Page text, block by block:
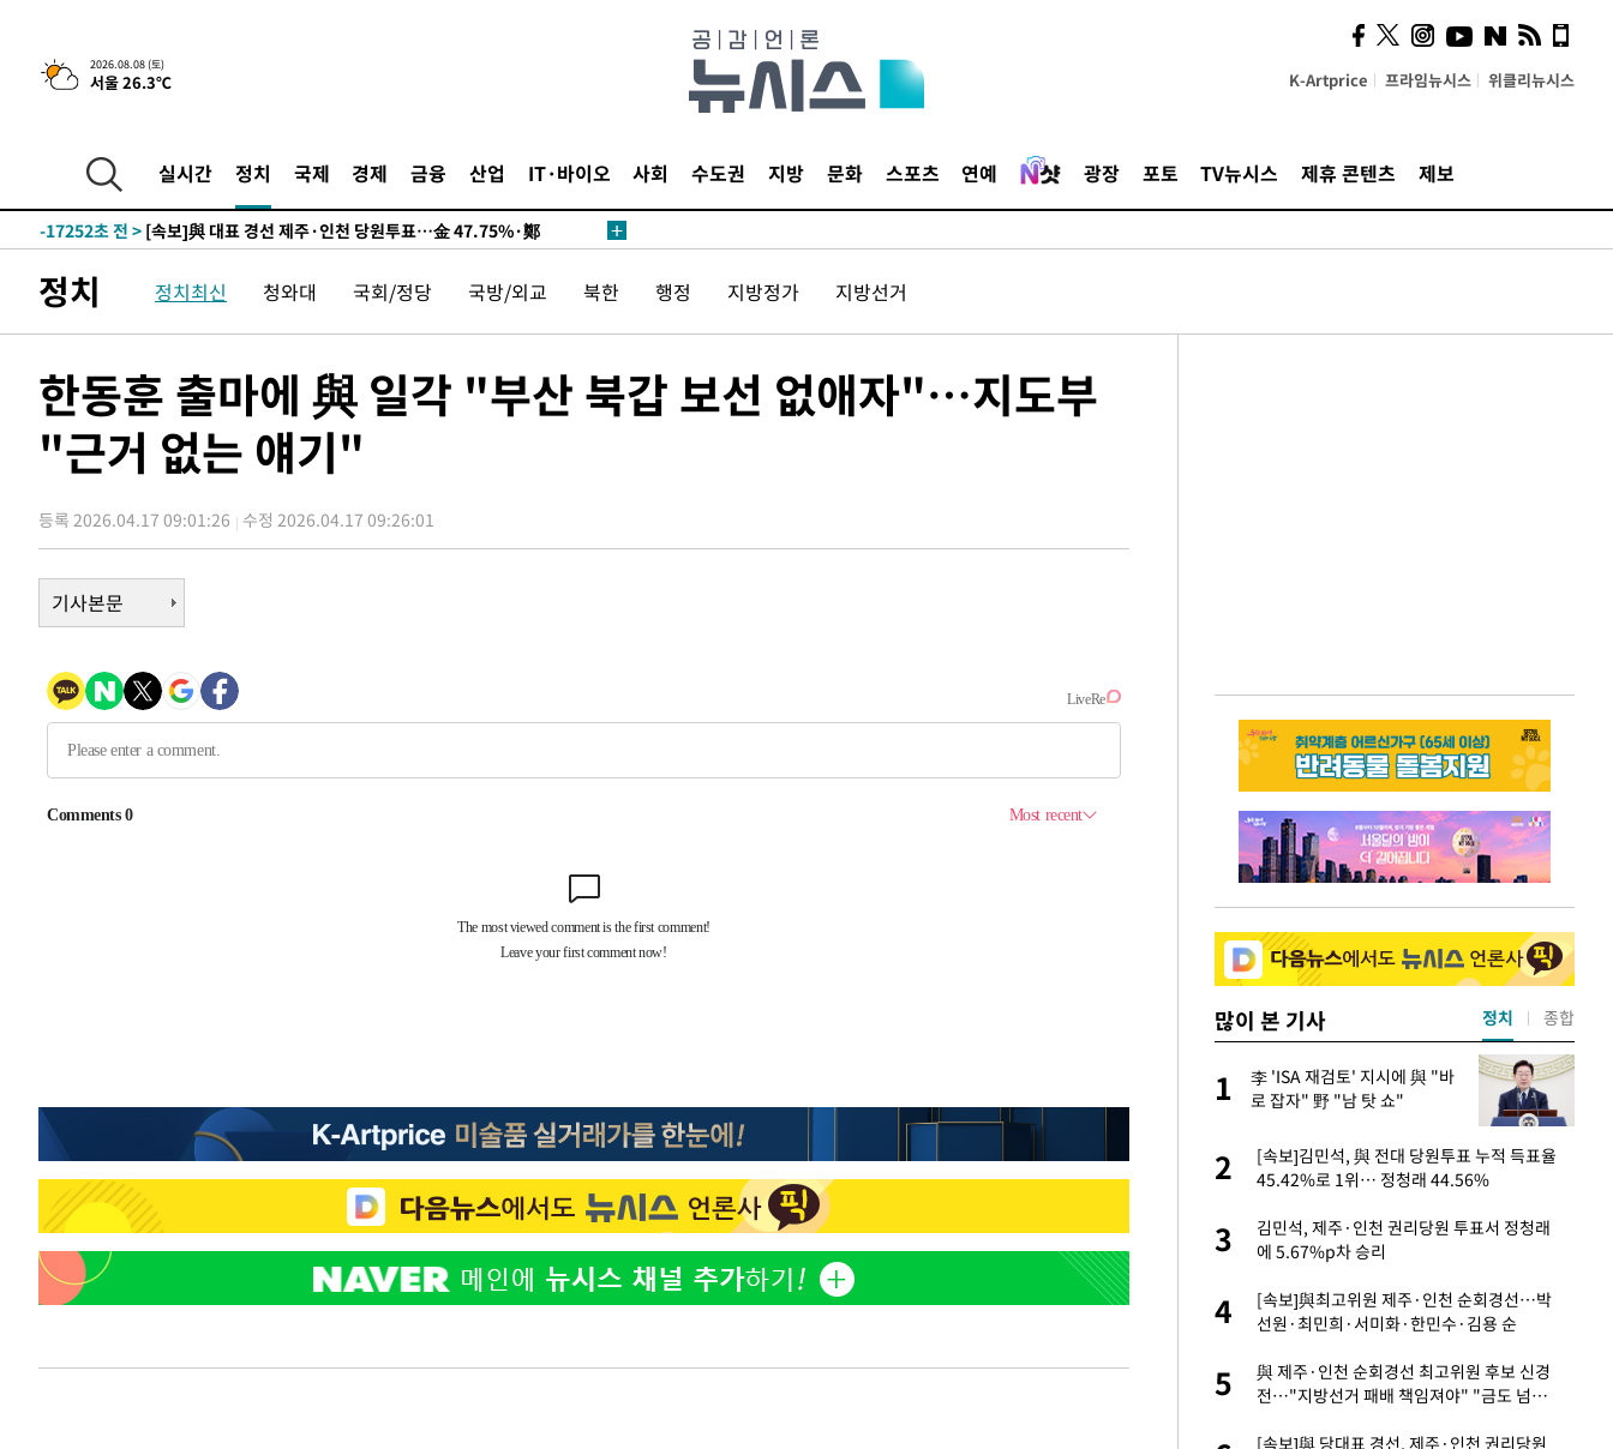
2026.08.08 (토)
서울 26.3℃ K-Artprice 프라임뉴시스 위클리뉴시스
실시간 정치 국제 경제 금융 산업 IT·바이오 사회 수도권 지방 문화 스포츠 연예 광장 포토 TV뉴시스 제휴 콘텐츠 제보
9시간 전 >[속보]뉴욕증시 상승 마감…S&P 0.6% 나스닥 1.3%↑
-26970초 전 >이란 "호르무즈 재개방 합의 근접…美 배상 선행돼야"
한민수·김용 순
-17970초 전 >
[속보]김민석, 與 전대 당원투표 누적 득표율 45.42%로 1위… 정
청래 44.56%
-17252초 전 >
42.08%·宋 10.17%
-16786초 전 > 이강인 "아틀레티코 이적 기뻐…등번호 7번 의미보단 팀 위해 뛸
-10495초 전 >
낮 최고 35도 '무더위'…동해안 시간당 30㎜ '강한 비'[내일날씨]
-9765초 전 >[속보]이강인 "감독님이 원하는 마음 느꼈고, 많은 트로피 원해 아틀
-8516초 전 >온열질환 사망자 3명 늘어…누적 환자 3000명 돌파
-2461초 전 > 강릉에 시간당 81.4㎜ 물폭탄…도로 잠기고 담벼락 붕괴
23분 전 > 백운산서 80년근 천종산삼 9뿌리 발견…감정가 1.3억원
1시간 전 >남자 농구, 나고야 아시안게임서 '홈팀' 일본과 한일전
2시간 전 >극한폭염 한풀 꺾이지만…'낮 최고 35도' 무더위, 열대야 계속[다음주
날씨]
3시간 전 >축구협회 "압수수색·성접대 논란 사과…쇄신의 기회로 삼겠다"
4시간 전 > [속보]'압수수색·성접대 논란' 축구협회 "실망과 걱정 안겨드려 죄송"
7시간 전 >'최고 37도' 폭염 지속…강원동해안 최대 150㎜ 비
이강인 "아틀레티코 이적 기뻐…등번호 7번 의미보단 팀 위해 뛸
[속보]與 당대표 경선, 제주·인천 권리당원 투표 김민석 승리
-2461초 전 >강릉에 시간당 81.4㎜ 물폭탄…도로 잠기고 담벼락 붕괴
23분 전 >
백운산서 80년근 천종산삼 9뿌리 발견…감정가 1.3억원
1시간 전 >남자 농구, 나고야 아시안게임서 '홈팀' 일본과 한일전
1시간 전 >여수 오동도 해상서 모터보트 전복…1명 사망·1명 실종
2시간 전 >
극한폭염 한풀 꺾이지만…'낮 최고 35도' 무더위, 열대야 계속[다음주
날씨]
3시간 전 >축구협회 "압수수색·성접대 논란 사과…쇄신의 기회로 삼겠다"
7시간 전 >'최고 37도' 폭염 지속…강원동해안 최대 150㎜ 비
정치 정치최신 청와대 국회/정당 국방/외교 북한 행정 지방정가 지방선거
한동훈 출마에 與 일각 "부산 북갑 보선 없애자"…지도부
"근거 없는 얘기"
등록 2026.04.17 09:01:26 수정 2026.04.17 09:26:01
기사본문
많이 본 기사
2
"손 떨림 포착"…카라 한승연, 건강 괜찮나
팬들 '걱정'
3
김희철, 거꾸로 걸린 광복절 태극기 현수막에
"X돌았네"
4
'덜 똘똘한 한 채' 시대 오나…20억대 아파트
5
차가원 "○○○ 까면 주변 다 죽어"…전세금
1
李 'ISA 재검토' 지시에 與 "바
로 잡자" 野 "남 탓 쇼"
2
[속보]김민석, 與 전대 당원투표 누적 득표율
45.42%로 1위… 정청래 44.56%
3
김민석, 제주·인천 권리당원 투표서 정청래
에 5.67%p차 승리
4
[속보]與최고위원 제주·인천 순회경선…박
선원·최민희·서미화·한민수·김용 순
5
與 제주·인천 순회경선 최고위원 후보 신경
전…"지방선거 패배 책임져야" "금도 넘지
[속보]與 당대표 경선, 제주·인천 권리당원
정치 종합